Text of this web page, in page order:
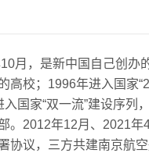
月，是新中国自己创办
高校；1996年进入国家
国家“双一流”建设序
。2012年12月、2021
协议，三方共建南京航空